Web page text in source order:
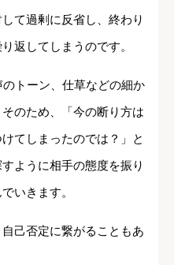
て過剰に反省し、終わり
返してしまうのです。
トーン、仕草などの細か
のため、「今の断り方は
てしまったのでは？」と
ように相手の態度を振り
いきます。
己否定に繋がることもあ